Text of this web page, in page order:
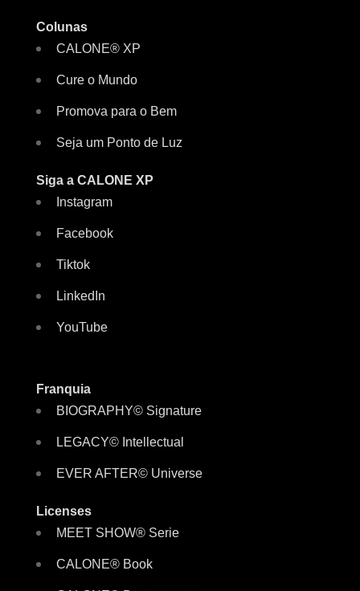
Colunas
CALONE® XP
Cure o Mundo
Promova para o Bem
Seja um Ponto de Luz
Siga a CALONE XP
Instagram
Facebook
Tiktok
LinkedIn
YouTube
Franquia
BIOGRAPHY© Signature
LEGACY© Intellectual
EVER AFTER© Universe
Licenses
MEET SHOW® Serie
CALONE® Book